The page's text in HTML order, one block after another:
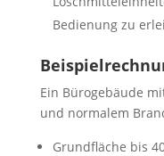
Bedienung zu
Ein Bürogebäude
und normalem
Grundfläche bis